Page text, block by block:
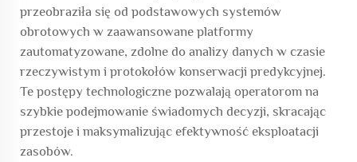
przeobraziła się od podstawowych systemów
obrotowych w zaawansowane platformy
zautomatyzowane, zdolne do analizy danych w czasie
rzeczywistym i protokołów konserwacji predykcyjnej.
Te postępy technologiczne pozwalają operatorom na
szybkie podejmowanie świadomych decyzji, skracając
przestoje i maksymalizując efektywność eksploatacji
zasobów.